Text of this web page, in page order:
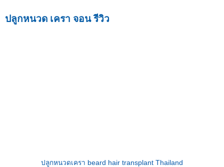
ปลูกหนวด เครา จอน รีวิว
ปลูกหนวดเครา beard hair transplant Thailand